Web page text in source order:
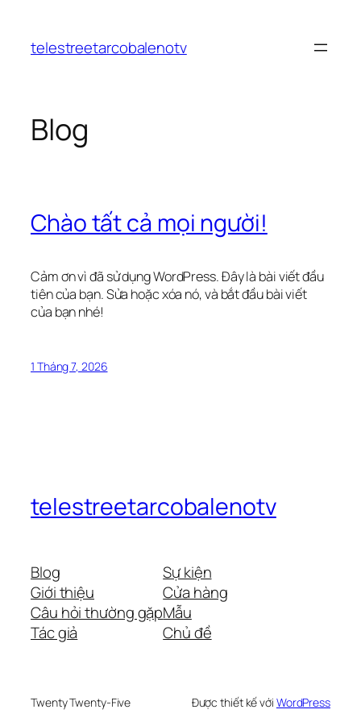
phầntelestreetarcobalenotv
Blog
Chào tất cả mọi người!
Cảm ơn vì đã sử dụng WordPress. Đây là bài viết đầu
tiên của bạn. Sửa hoặc xóa nó, và bắt đầu bài viết
của bạn nhé!
1 Tháng 7, 2026
telestreetarcobalenotv
Blog
Giới thiệu
Câu hỏi thường gặp
Tác giả
Sự kiện
Cửa hàng
Mẫu
Chủ đề
Twenty Twenty-Five Được thiết kế với WordPress